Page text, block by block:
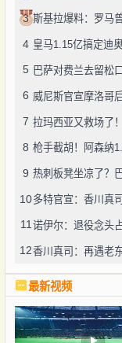
3
4 皇马1.15亿搞定迪
5 巴萨对费兰去留松
6 威尼斯官宣摩洛哥
7 拉玛西亚又救场了
8 枪手截胡！阿森纳
9 热刺板凳坐凉了？
10多特官宣：香川真
11诺伊尔：退役念头
12
最新视频